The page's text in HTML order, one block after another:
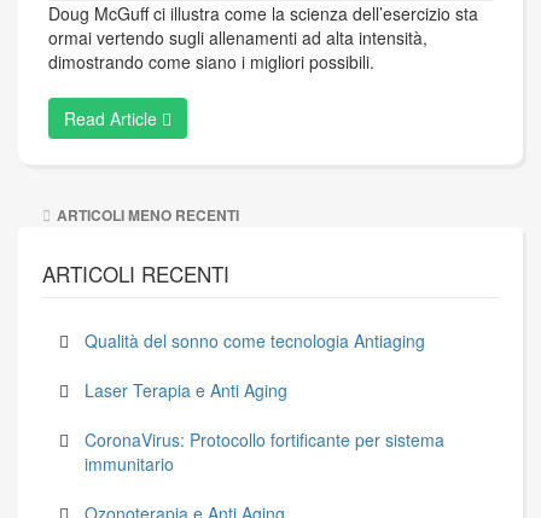
Doug McGuff ci illustra come la scienza dell’esercizio sta
ormai vertendo sugli allenamenti ad alta intensità,
dimostrando come siano i migliori possibili.
Read Article
Navigazione
ARTICOLI MENO RECENTI
ARTICOLI RECENTI
Qualità del sonno come tecnologia Antiaging
Laser Terapia e Anti Aging
CoronaVirus: Protocollo fortificante per sistema
immunitario